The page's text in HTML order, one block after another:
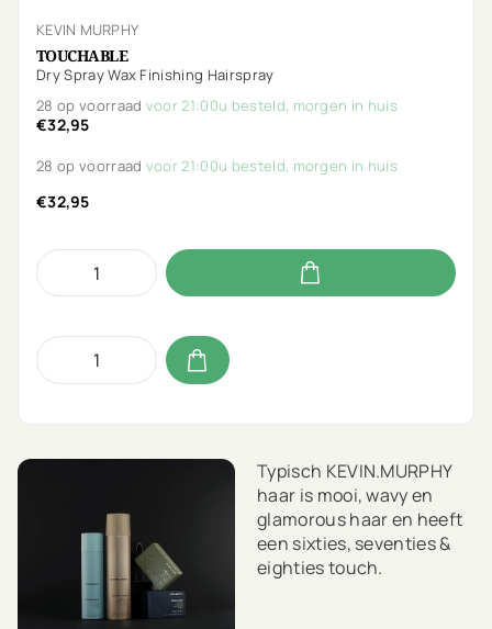
KEVIN MURPHY
TOUCHABLE
Dry Spray Wax Finishing Hairspray
28 op voorraad voor 21:00u besteld, morgen in huis
€32,95
28 op voorraad voor 21:00u besteld, morgen in huis
€32,95
Typisch KEVIN.MURPHY
haar is mooi, wavy en
glamorous haar en heeft
een sixties, seventies &
eighties touch.